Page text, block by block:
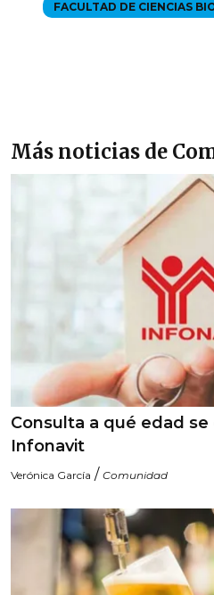
FACULTAD DE CIENCIAS
Más noticias de
Consulta a qué edad
Infonavit
Verónica García / Comunidad